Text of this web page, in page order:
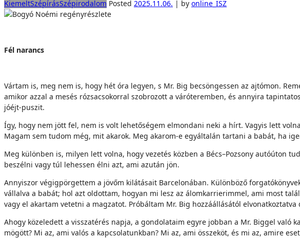
KiemeltSzépírásSzépirodalom Posted 2025.11.06. | by online_ISZ
Fél narancs
Vártam is, meg nem is, hogy hét óra legyen, s Mr. Big becsöngessen az ajtómon.
amikor azzal a mesés rózsacsokorral szobrozott a váróteremben, és annyira
jóéjt-puszit.
Így, hogy nem jött fel, nem is volt lehetőségem elmondani neki a hírt. Vagyis lett
Magam sem tudom még, mit akarok. Meg akarom-e egyáltalán tartani a babát, ha
Meg különben is, milyen lett volna, hogy vezetés közben a Bécs–Pozsony autóúton
beszélni vagy túl lehessen élni azt, ami azután jön.
Annyiszor végigpörgettem a jövőm kilátásait Barcelonában. Különböző
vállalva a babát; hol azt oldottam, hogyan mi lesz az álomkarrierimmel, ami most
vagy el akartam vetetni a magzatot. Próbáltam Mr. Big hozzáállásától
Ahogy közeledett a visszatérés napja, a gondolataim egyre jobban a Mr. Biggel
mögött? Mi az, ami valós a kapcsolatunkban? Mi az, ami összeköt, és mi az, amire